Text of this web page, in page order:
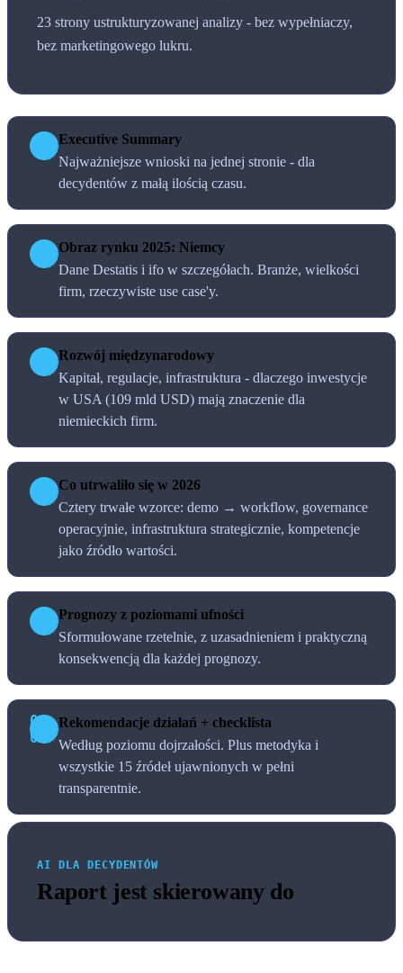
23 strony ustrukturyzowanej analizy - bez wypełniaczy,
bez marketingowego lukru.
Executive Summary
Najważniejsze wnioski na jednej stronie - dla
decydentów z małą ilością czasu.
Obraz rynku 2025: Niemcy
Dane Destatis i ifo w szczegółach. Branże, wielkości
firm, rzeczywiste use case'y.
Rozwój międzynarodowy
Kapitał, regulacje, infrastruktura - dlaczego inwestycje
w USA (109 mld USD) mają znaczenie dla
niemieckich firm.
Co utrwaliło się w 2026
Cztery trwałe wzorce: demo → workflow, governance
operacyjnie, infrastruktura strategicznie, kompetencje
jako źródło wartości.
Prognozy z poziomami ufności
Sformułowane rzetelnie, z uzasadnieniem i praktyczną
konsekwencją dla każdej prognozy.
06-
08
Rekomendacje działań + checklista
Według poziomu dojrzałości. Plus metodyka i
wszystkie 15 źródeł ujawnionych w pełni
transparentnie.
AI DLA DECYDENTÓW
Raport jest skierowany do